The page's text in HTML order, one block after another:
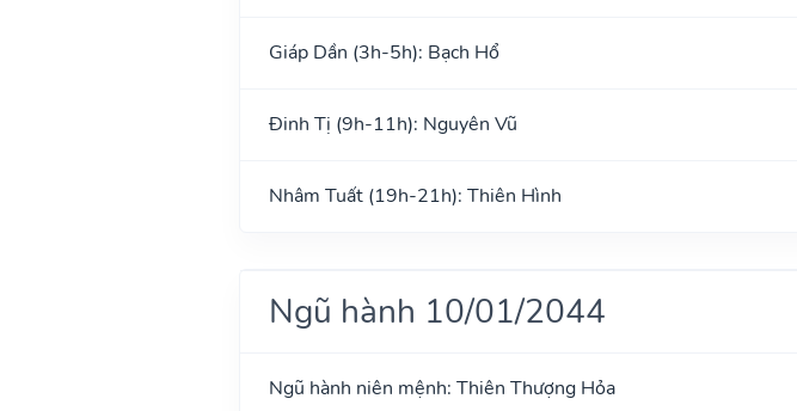
Giáp Dần (3h-5h): Bạch Hổ
Đinh Tị (9h-11h): Nguyên Vũ
Nhâm Tuất (19h-21h): Thiên Hình
Ngũ hành 10/01/2044
Ngũ hành niên mệnh: Thiên Thượng Hỏa